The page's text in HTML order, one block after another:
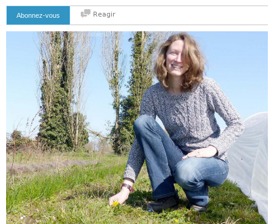
Abonnez-vous Reagir